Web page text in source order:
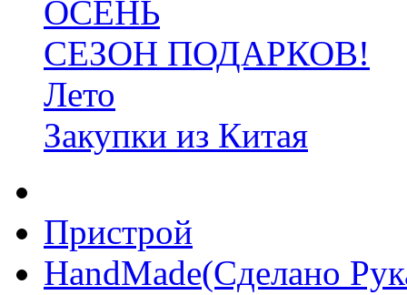
ОСЕНЬ
СЕЗОН ПОДАРКОВ!
Лето
Закупки из Китая
Пристрой
HandMade(Сделано